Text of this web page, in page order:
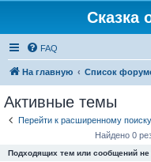
Сказка
FAQ
На главную Список
Активные темы
Перейти к расширенному поиску
Найдено 0
Подходящих тем или сообщений не